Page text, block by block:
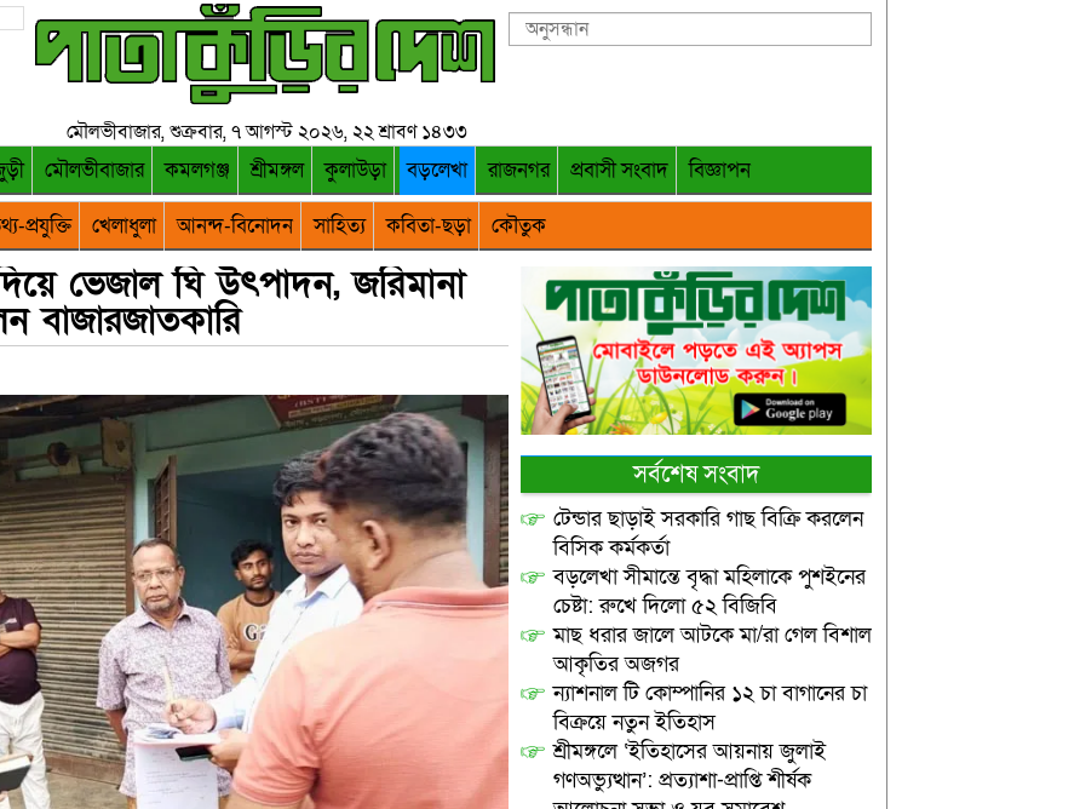
মৌলভীবাজার, শুক্রবার, ৭ আগস্ট ২০২৬, ২২ শ্রাবণ ১৪৩৩
মৌলভীবাজার কমলগঞ্জ শ্রীমঙ্গল কুলাউড়া বড়লেখা রাজনগর প্রবাসী সংবাদ
বিজ্ঞাপন
প্রযুক্তি
খেলাধুলা আনন্দ-বিনোদন সাহিত্য কবিতা-ছড়া কৌতুক
ভেজাল ঘি উৎপাদন, জরিমানা
বাজারজাতকারি
সর্বশেষ সংবাদ
টেন্ডার ছাড়াই সরকারি গাছ বিক্রি করলেন
বিসিক কর্মকর্তা
বড়লেখা সীমান্তে বৃদ্ধা মহিলাকে পুশইনের
চেষ্টা: রুখে দিলো ৫২ বিজিবি
মাছ ধরার জালে আটকে মা/রা গেল বিশাল
আকৃতির অজগর
ন্যাশনাল টি কোম্পানির ১২ চা বাগানের চা
বিক্রয়ে নতুন ইতিহাস
শ্রীমঙ্গলে ‘ইতিহাসের আয়নায় জুলাই
গণঅভ্যুত্থান’: প্রত্যাশা-প্রাপ্তি শীর্ষক